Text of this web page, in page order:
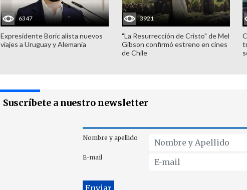
6347
Expresidente Boric alista nuevos
viajes a Uruguay y Alemania
3921
"La Resurrección de Cristo" de Mel
Gibson confirmó estreno en cines
de Chile
Suscríbete a nuestro newsletter
Nombre y apellido
E-mail